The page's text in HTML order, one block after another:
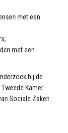
met een
met een
bij de
Kamer
Sociale Zaken